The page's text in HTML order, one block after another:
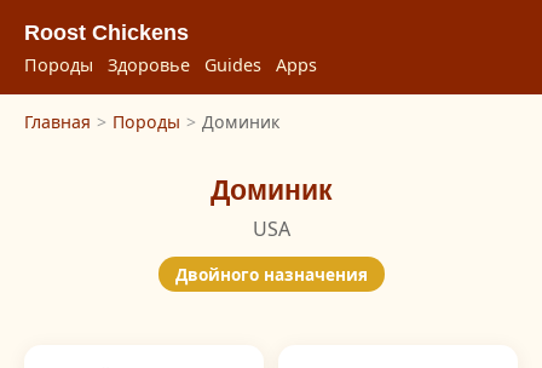
Roost Chickens
Породы Здоровье Guides Apps
Главная > Породы > Доминик
Доминик
USA
Двойного назначения